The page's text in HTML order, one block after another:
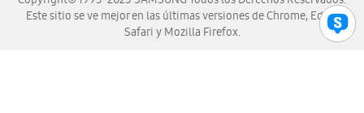
Este sitio se ve mejor en las últimas versiones de Chrome, Edge,
Safari y Mozilla Firefox.